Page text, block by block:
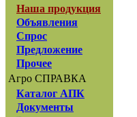
Наша продукция
Объявления
Спрос
Предложение
Прочее
Агро СПРАВКА
Каталог АПК
Документы